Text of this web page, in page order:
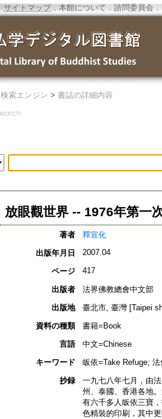
サイトマップ．本館について ． 諮問委員会 ．
検索エンジン > 書誌の詳細内容
放眼觀世界 -- 1976年第一
著者
釋宣化
出版年月日
2007.04
ページ 417
出版者
法界佛教總會中文部
出版地
臺北市, 臺灣 [Taipei
資料の種類
書籍=Book
言語
中文=Chinese
キーワード
皈依=Take Refuge;
抄録
一九七八年七月，由
州、泰國、香港各地
有六千多人皈依三寶
色精裝的印刷，其中